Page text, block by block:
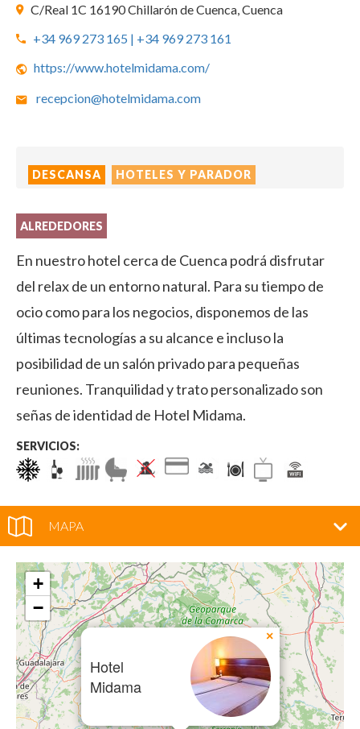
C/Real 1C 16190 Chillarón de Cuenca, Cuenca
+34 969 273 165 | +34 969 273 161
https://www.hotelmidama.com/
recepcion@hotelmidama.com
DESCANSA HOTELES Y PARADOR
ALREDEDORES
En nuestro hotel cerca de Cuenca podrá disfrutar
del relax de un entorno natural. Para su tiempo de
ocio como para los negocios, disponemos de las
últimas tecnologías a su alcance e incluso la
posibilidad de un salón privado para pequeñas
reuniones. Tranquilidad y trato personalizado son
señas de identidad de Hotel Midama.
SERVICIOS:
MAPA
Hotel
Midama
×
+
−